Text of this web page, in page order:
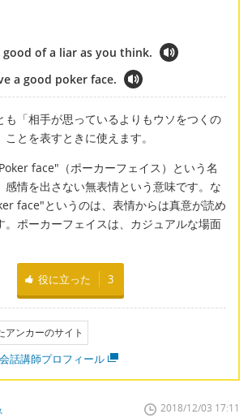
good of a liar as you think.
a good poker face.
も「相手が思っているよりもウソをつくの
とを表すときに使えます。
face"（ポーカーフェイス）という名
感情を出さない無表情という意味です。な
face"というのは、表情からは真意が読め
。ポーカーフェイスは、カジュアルな場面
役に立った 3
アンカーのサイト
話講師プロフィール
2018/12/03 17:11